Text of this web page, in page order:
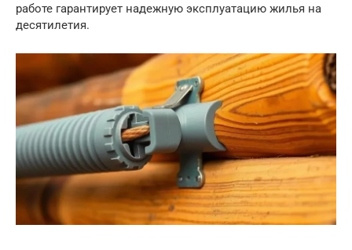
работе гарантирует надежную эксплуатацию жилья на
десятилетия.